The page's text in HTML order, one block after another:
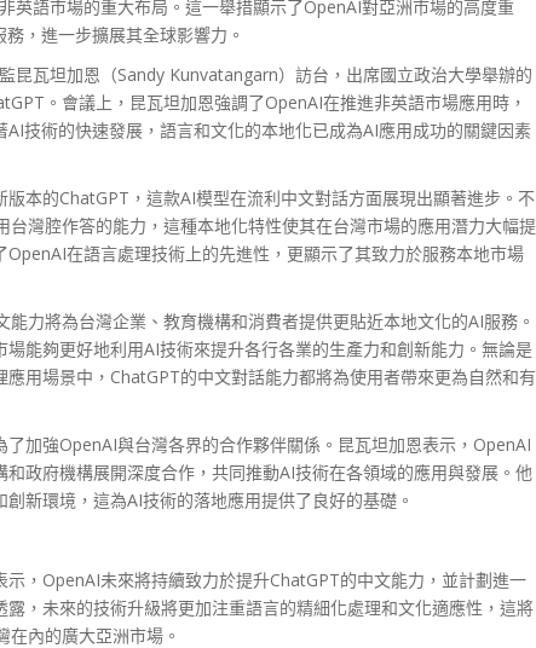
英語市場的重大布局。這一舉措顯示了OpenAI對亞洲市場的高度重
，進一步擴展其全球影響力。
昆瓦坦加恩（Sandy Kunvatangarn）訪台，出席國立政治大學舉辦的
。會議上，昆瓦坦加恩強調了OpenAI在推進非英語市場應用時，
技術的快速發展，語言和文化的本地化已成為AI應用成功的關鍵因素
本的ChatGPT，這款AI模型在流利中文對話方面展現出顯著進步。不
台灣腔作答的能力，這種本地化特性使其在台灣市場的應用潛力大幅提
在語言處理技術上的先進性，更顯示了其致力於服務本地市場
能力將為台灣企業、教育機構和消費者提供更貼近本地文化的AI服務。
能夠更好地利用AI技術來提升各行各業的生產力和創新能力。無論是
用場景中，ChatGPT的中文對話能力都將為使用者帶來更為自然和有
加強OpenAI與台灣各界的合作夥伴關係。昆瓦坦加恩表示，OpenAI
政府機構展開深度合作，共同推動AI技術在各領域的應用與發展。他
新環境，這為AI技術的落地應用提供了良好的基礎。
，OpenAI未來將持續致力於提升ChatGPT的中文能力，並計劃進一
，未來的技術升級將更加注重語言的精細化處理和文化適應性，這將
內的廣大亞洲市場。